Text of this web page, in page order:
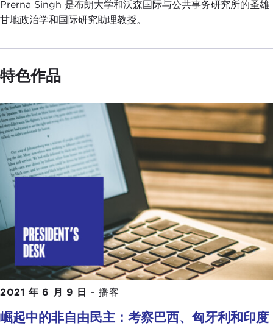
Prerna Singh 是布朗大学和沃森国际与公共事务研究所的圣雄
甘地政治学和国际研究助理教授。
特色作品
2021 年 6 月 9 日 - 播客
崛起中的非自由民主：考察巴西、匈牙利和印度